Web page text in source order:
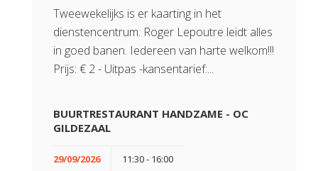
Tweewekelijks is er kaarting in het
dienstencentrum. Roger Lepoutre leidt alles
in goed banen. Iedereen van harte welkom!!!
Prijs: € 2 - Uitpas -kansentarief:...
BUURTRESTAURANT HANDZAME - OC
GILDEZAAL
29/09/2026 11:30 - 16:00